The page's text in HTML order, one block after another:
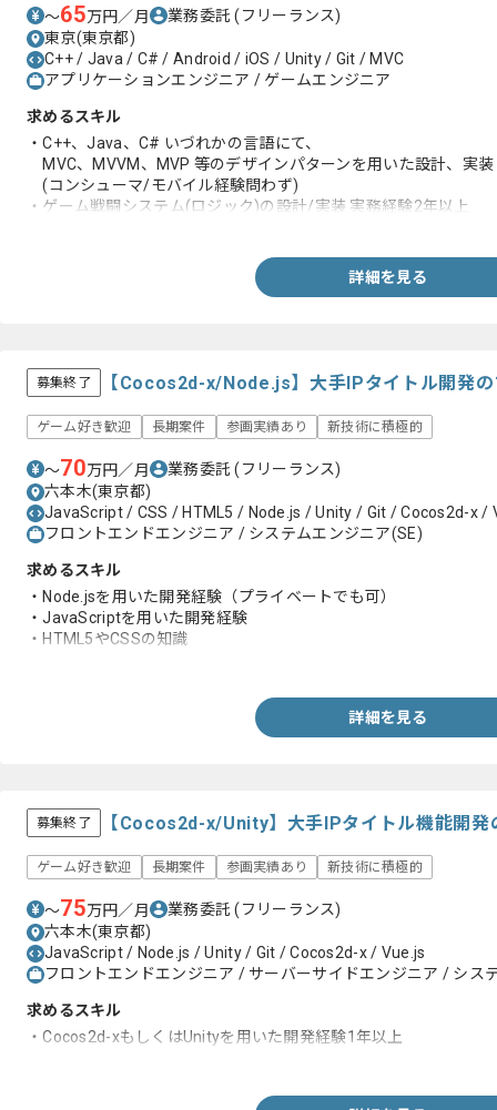
〜65万円／月 業務委託(フリーランス)
東京(東京都)
C++ / Java / C# / Android / iOS / Unity / Git / MVC
アプリケーションエンジニア / ゲームエンジニア
求めるスキル
・C++、Java、C# いづれかの言語にて、
MVC、MVVM、MVP 等のデザインパターンを用いた設計、実
(コンシューマ/モバイル経験問わず)
・ゲーム戦闘システム(ロジック)の設計/実装 実務経験2年以上
詳細を見る
募集終了 【Cocos2d-x/Node.js】大手IPタイトル開発
ゲーム好き歓迎 長期案件 参画実績あり 新技術に積極的
〜70万円／月 業務委託(フリーランス)
六本木(東京都)
JavaScript / CSS / HTML5 / Node.js / Unity / Git / Cocos2d-x /
フロントエンドエンジニア / システムエンジニア(SE)
求めるスキル
・Node.jsを用いた開発経験（プライベートでも可）
・JavaScriptを用いた開発経験
・HTML5やCSSの知識
詳細を見る
募集終了 【Cocos2d-x/Unity】大手IPタイトル機能開
ゲーム好き歓迎 長期案件 参画実績あり 新技術に積極的
〜75万円／月 業務委託(フリーランス)
六本木(東京都)
JavaScript / Node.js / Unity / Git / Cocos2d-x / Vue.js
フロントエンドエンジニア / サーバーサイドエンジニア / シス
求めるスキル
・Cocos2d-xもしくはUnityを用いた開発経験1年以上